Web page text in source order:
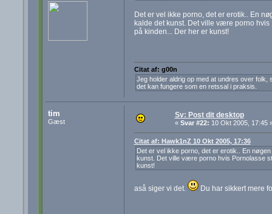
Det er vel ikke porno, det er erotik.. En
kalde det kunst. Det ville være porno
på kinden... Der her er kunst!
Citat af: g00n
Jeg holder aldrig op med at undres over folk,
det kan fungere som en retssal i praksis.
tim
Gæst
Sv: Post dit desktop
« Svar #22: 10 Okt 2005, 17:45
Citat af: Hawk1nZ 10 Okt 2005, 17:36
Det er vel ikke porno, det er erotik.. En
kunst. Det ville være porno hvis Pornolasse
kunst!
aså siger vi det. Du har sikkert mere